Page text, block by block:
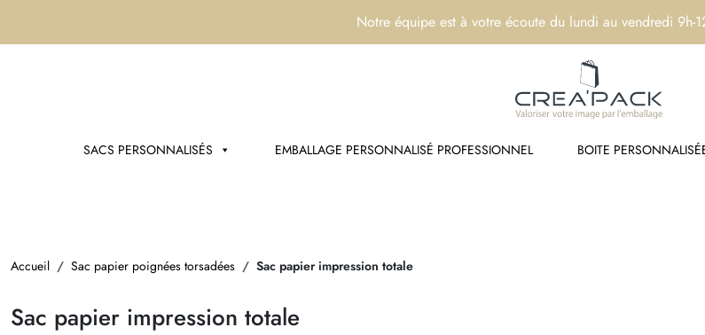
Notre équipe est à votre écoute du lundi au vendredi 9h-
SACS PERSONNALISÉS EMBALLAGE PERSONNALISÉ PROFESSIONNEL BOITE
Accueil Sac papier poignées torsadées Sac papier impression totale
Sac papier impression totale